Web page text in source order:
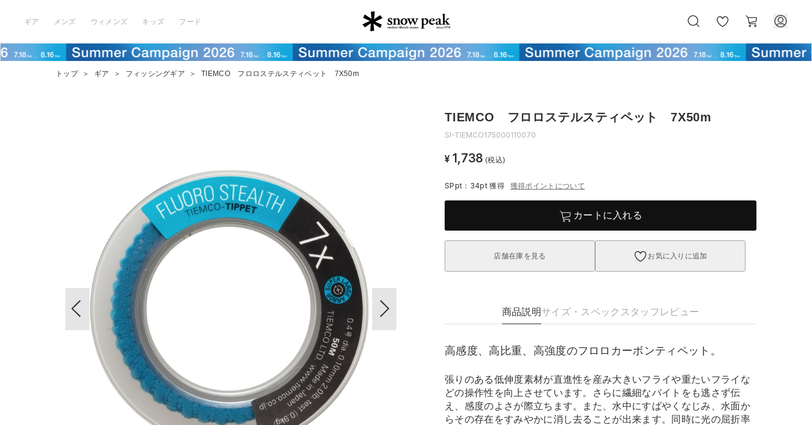
ギア メンズ ウィメンズ キッズ フード
気
に
ー
ト
トップ ＞ ギア ＞ フィッシングギア ＞ TIEMCO フロロステルスティペット 7X50m
TIEMCO フロロステルスティペット 7X50m
SI-TIEMCO175000110070
¥ 1,738 (税込)
SPpt：34pt獲得 獲得ポイントについて
カートに入れる
店舗在庫を見る お気に入りに追加
商品説明サイズ・スペック スタッフレビュー
高感度、高比重、高強度のフロロカーボンティペット。
張りのある低伸度素材が直進性を産み大きいフライや重たいフライな
どの操作性を向上させています。さらに繊細なバイトをも逃さず伝
え、感度のよさが際立ちます。また、水中にすばやくなじみ、水面か
らその存在をすみやかに消し去ることが出来ます。同時に光の屈折率